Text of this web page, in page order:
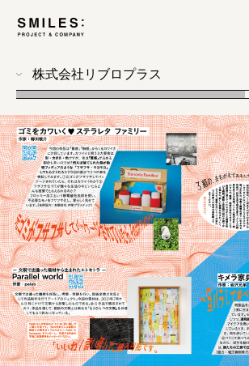
株式会社リブロプラス
all
photo
workshop
food design
event
branding
produce
web
design